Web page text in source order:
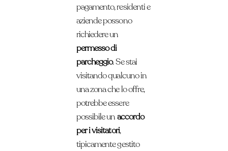
pagamento, residenti e
aziende possono
richiedere un
permesso di
parcheggio. Se stai
visitando qualcuno in
una zona che lo offre,
potrebbe essere
possibile unaccordo
per i visitatori,
tipicamente gestito